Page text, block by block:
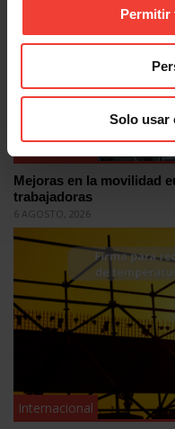
Permitir
Solo usar
Mejoras en la movilidad
trabajadoras
6 AGOSTO, 2026
Internacional